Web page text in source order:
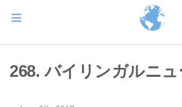
268. バイリンガルニュ